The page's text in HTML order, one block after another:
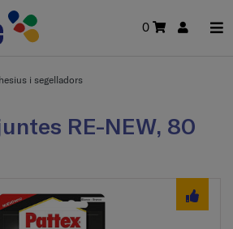
0
i segelladors
RE-NEW, 80